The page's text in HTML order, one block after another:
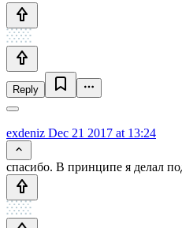
Reply
exdeniz Dec 21 2017 at 13:24
спасибо. В принципе я делал